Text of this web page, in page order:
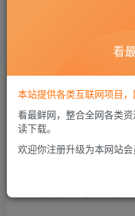
这个项目是通过批改作业
你有多高的学历，只要
妈，和想要兼职的大学生
需要选择正确错误即可。
看
本站提供各类互联网项目
看最鲜网，整合全网各类
读下载。
欢迎你注册升级为本网站会